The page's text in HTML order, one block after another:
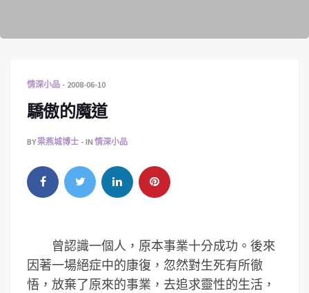
情深小品 2008-06-10
驕傲的魔道
BY梁燕城博士 IN 情深小品
曾認識一個人，原本事業十分成功。後來
因著一場絕症中的康復，忽然對生死有所徹
悟，放棄了原來的事業，去追求靈性的生活，